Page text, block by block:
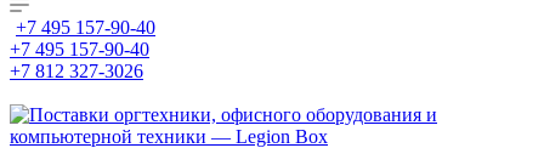
+7 495 157-90-40
+7 495 157-90-40
+7 812 327-3026